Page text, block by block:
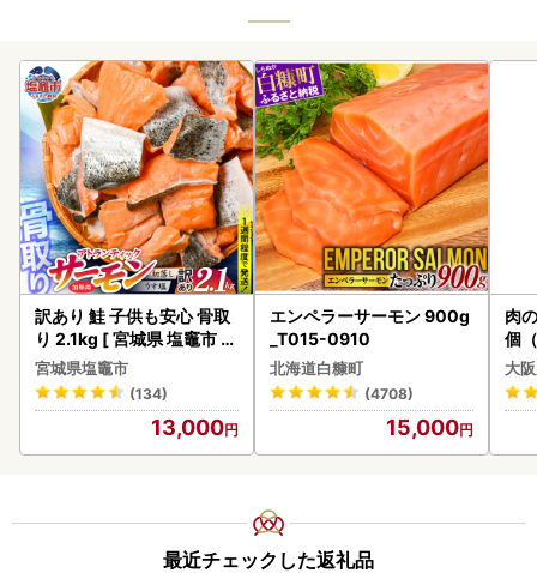
訳あり 鮭 子供も安心 骨取
り 2.1kg [ 宮城県 塩竈市 ]
鮭
宮城県塩竈市
(134)
13,000
エンペラーサーモン 900g
_T015-0910
北海道白糠町
(4708)
15,000
肉
個
ー
わ
大
最近チェックした返礼品